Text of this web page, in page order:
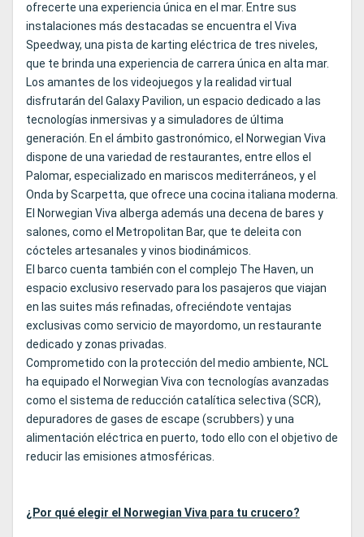
ofrecerte una experiencia única en el mar. Entre sus
instalaciones más destacadas se encuentra el Viva
Speedway, una pista de karting eléctrica de tres niveles,
que te brinda una experiencia de carrera única en alta mar.
Los amantes de los videojuegos y la realidad virtual
disfrutarán del Galaxy Pavilion, un espacio dedicado a las
tecnologías inmersivas y a simuladores de última
generación. En el ámbito gastronómico, el Norwegian Viva
dispone de una variedad de restaurantes, entre ellos el
Palomar, especializado en mariscos mediterráneos, y el
Onda by Scarpetta, que ofrece una cocina italiana moderna.
El Norwegian Viva alberga además una decena de bares y
salones, como el Metropolitan Bar, que te deleita con
cócteles artesanales y vinos biodinámicos.
El barco cuenta también con el complejo The Haven, un
espacio exclusivo reservado para los pasajeros que viajan
en las suites más refinadas, ofreciéndote ventajas
exclusivas como servicio de mayordomo, un restaurante
dedicado y zonas privadas.
Comprometido con la protección del medio ambiente, NCL
ha equipado el Norwegian Viva con tecnologías avanzadas
como el sistema de reducción catalítica selectiva (SCR),
depuradores de gases de escape (scrubbers) y una
alimentación eléctrica en puerto, todo ello con el objetivo de
reducir las emisiones atmosféricas.
¿Por qué elegir el Norwegian Viva para tu crucero?